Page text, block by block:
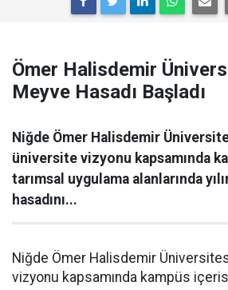
Ömer Halisdemir
Meyve Hasadı Başladı
Niğde Ömer Halisdemir
üniversite vizyonu kapsamında
tarımsal uygulama alanlarında
hasadını...
Niğde Ömer Halisdemir
vizyonu kapsamında kampüs